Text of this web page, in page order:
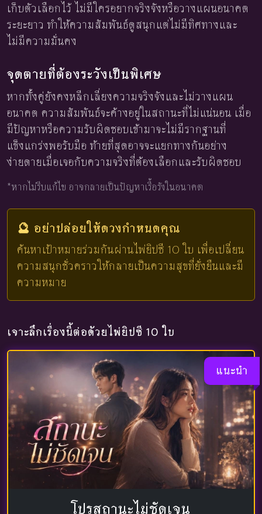
เก็บตัวเลือกไว้ ไม่มีใครอยากจริงจังหรือวางแผนอนาคต
ระยะยาว ทำให้ความสัมพันธ์ดูสนุกแต่ไม่มีทิศทางและ
ไม่มีความมั่นคง
จุดตายที่ต้องระวังเป็นพิเศษ
หากทั้งคู่ยังคงหลีกเลี่ยงความจริงจังและไม่วางแผน
อนาคต ความสัมพันธ์จะค้างอยู่ในสถานะที่ไม่แน่นอน เมื่อ
มีปัญหาหรือความรับผิดชอบเข้ามาจะไม่มีรากฐานที่
แข็งแกร่งพอรับมือ ท้ายที่สุดอาจจะแยกทางกันอย่าง
ง่ายดายเมื่อเจอกับความจริงที่ต้องเลือกและรับผิดชอบ
*หากไม่รีบแก้ไข อาจกลายเป็นปัญหาเรื้อรังในอนาคต
🔮 อย่าปล่อยให้ดวงกำหนดคุณ
ค้นหาเป้าหมายร่วมกันผ่านไพ่ยิปซี 10 ใบ เพื่อเปลี่ยน
ความสนุกชั่วคราวให้กลายเป็นความสุขที่ยั่งยืนและมี
ความหมาย
เจาะลึกเรื่องนี้ต่อด้วยไพ่ยิปซี 10 ใบ
แนะนำ
โปรสถานะไม่ชัดเจน